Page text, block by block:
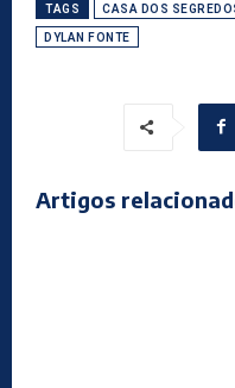
TAGS CASA DOS
DYLAN FONTE
Artigos